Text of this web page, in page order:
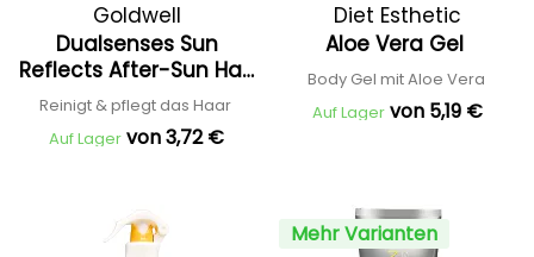
Goldwell
Dualsenses Sun
Reflects After-Sun Hair
and Body Shampoo
Reinigt & pflegt das Haar
Auf Lager von 3,72 €
Diet Esthetic
Aloe Vera Gel
Body Gel mit Aloe Vera
Auf Lager von 5,19 €
Mehr Varianten